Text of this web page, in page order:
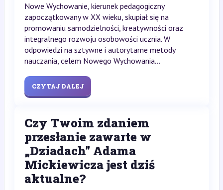
Nowe Wychowanie, kierunek pedagogiczny
zapoczątkowany w XX wieku, skupiał się na
promowaniu samodzielności, kreatywności oraz
integralnego rozwoju osobowości ucznia. W
odpowiedzi na sztywne i autorytarne metody
nauczania, celem Nowego Wychowania...
CZYTAJ DALEJ
Czy Twoim zdaniem
przesłanie zawarte w
„Dziadach” Adama
Mickiewicza jest dziś
aktualne?